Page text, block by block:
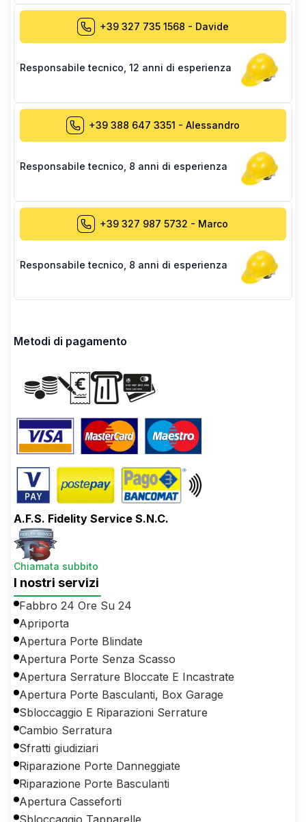
+39 327 735 1568 - Davide
Responsabile tecnico 12 anni di esperienza
+39 388 647 3351 - Alessandro
Responsabile tecnico 8 anni di esperienza
+39 327 987 5732 - Marco
Responsabile tecnico 8 anni di esperienza
Metodi di pagamento
A.F.S. Fidelity Service S.N.C.
Chiamata subbito
I nostri servizi
Fabbro 24 Ore Su 24
Apriporta
Apertura Porte Blindate
Apertura Porte Senza Scasso
Apertura Serrature Bloccate E Incastrate
Apertura Porte Basculanti, Box Garage
Sbloccaggio E Riparazioni Serrature
Cambio Serratura
Sfratti giudiziari
Riparazione Porte Danneggiate
Riparazione Porte Basculanti
Apertura Casseforti
Sbloccaggio Tapparelle